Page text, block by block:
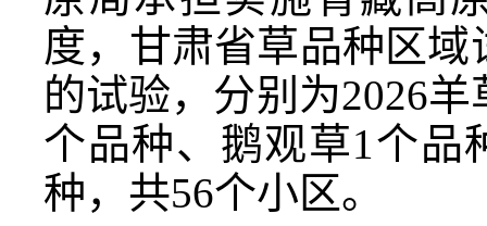
度，甘肃省草品种区
的试验，分别为2026
个品种、鹅观草1个品
种，共56个小区。